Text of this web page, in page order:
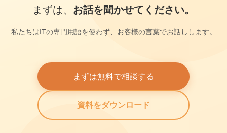
まずは、 お話を聞かせてください。
私たちはITの専門用語を使わず、お客様の言葉でお話しします。
まずは無料で相談する
資料をダウンロード